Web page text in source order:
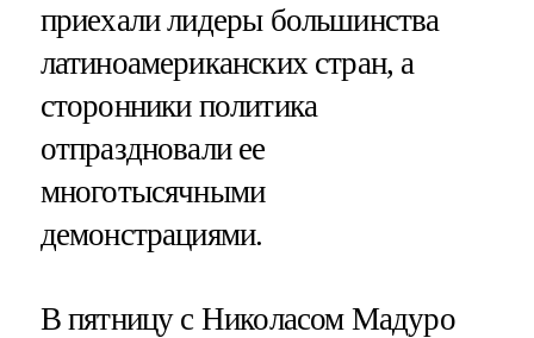
приехали лидеры большинства
латиноамериканских стран, а
сторонники политика
отпраздновали ее
многотысячными
демонстрациями.
В пятницу с Николасом Мадуро